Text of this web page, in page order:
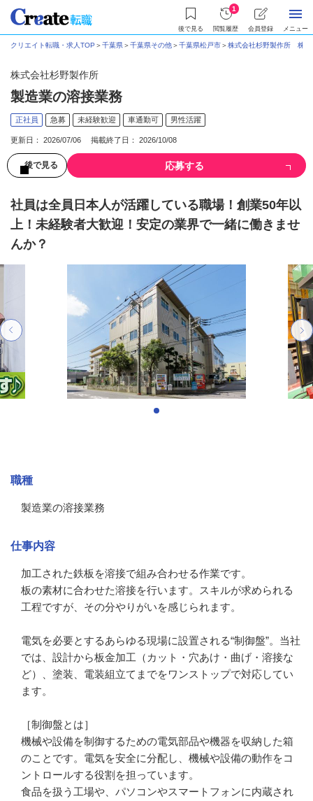
後で見る
1
閲覧履歴 会員登録 メニュー
クリエイト転職・求人TOP ＞千葉県＞千葉県その他＞千葉県松戸市＞株式会社杉野製作所 株式
株式会社杉野製作所
製造業の溶接業務
正社員 急募 未経験歓迎 車通勤可 男性活躍
更新日： 2026/07/06 掲載終了日： 2026/10/08
後で見る 応募する
社員は全員日本人が活躍している職場！創業50年以
上！未経験者大歓迎！安定の業界で一緒に働きませ
んか？
職種
製造業の溶接業務
仕事内容
加工された鉄板を溶接で組み合わせる作業です。
板の素材に合わせた溶接を行います。スキルが求められる
工程ですが、その分やりがいを感じられます。
電気を必要とするあらゆる現場に設置される“制御盤”。当社
では、設計から板金加工（カット・穴あけ・曲げ・溶接な
ど）、塗装、電装組立てまでをワンストップで対応してい
ます。
［制御盤とは］
機械や設備を制御するための電気部品や機器を収納した箱
のことです。電気を安全に分配し、機械や設備の動作をコ
ントロールする役割を担っています。
食品を扱う工場や、パソコンやスマートフォンに内蔵され